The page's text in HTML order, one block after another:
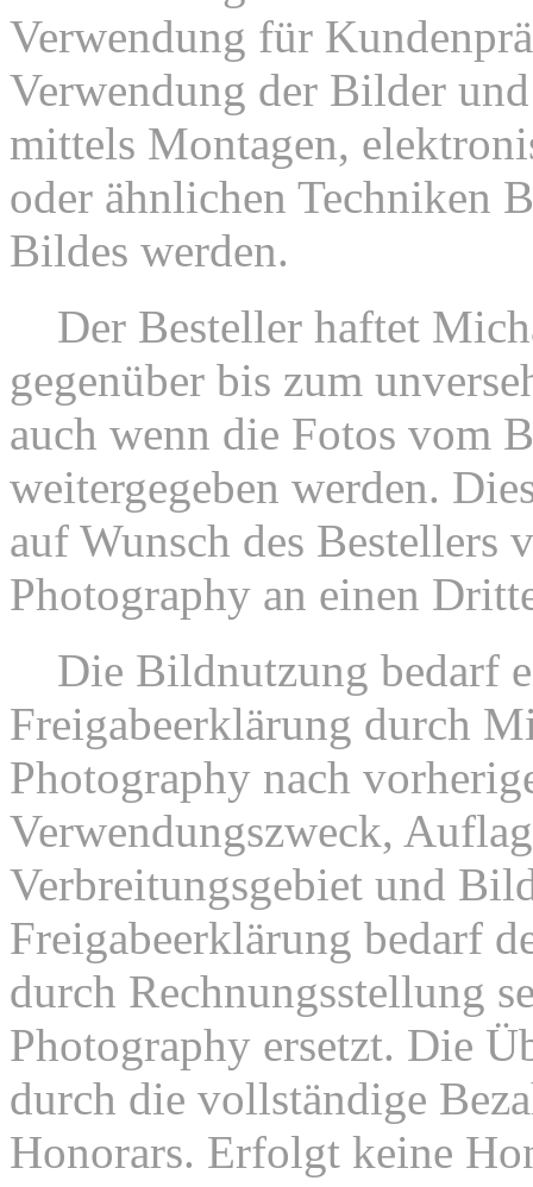
Verwendung für
Verwendung der Bilder
mittels Montagen,
oder ähnlichen Techniken
Bildes werden.
Der Besteller haftet
gegenüber bis zum
auch wenn die Fotos vom
weitergegeben werden.
auf Wunsch des
Photography an einen
Die Bildnutzung bedarf
Freigabeerklärung durch
Photography nach
Verwendungszweck,
Verbreitungsgebiet und
Freigabeerklärung bedarf
durch Rechnungsstellung
Photography ersetzt. Die
durch die vollständige
Honorars. Erfolgt keine